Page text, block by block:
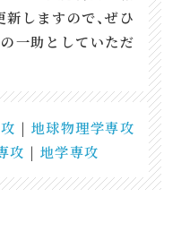
しますので、ぜひ
一助としていただ
| 地球物理学専攻
攻 |地学専攻